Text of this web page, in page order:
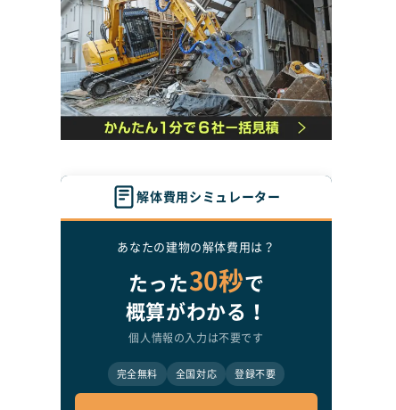
解体費用シミュレーター
あなたの建物の解体費用は？
たった30秒で
概算がわかる！
個人情報の入力は不要です
完全無料 全国対応 登録不要